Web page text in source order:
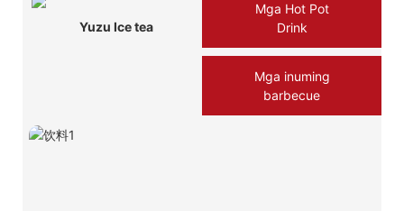
Yuzu Ice tea
Mga Hot Pot
Drink
Mga inuming
barbecue